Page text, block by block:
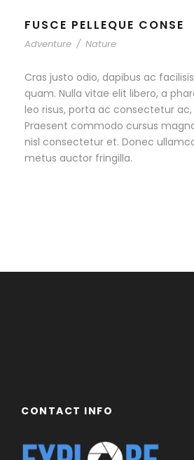
FUSCE PELLEQUE CONSE
Adventure / Nature
Cras justo odio, dapibus ac
quam. Nulla vitae elit libero, a
leo risus, porta ac consectetur
Praesent commodo cursus
nisl consectetur et. Donec
metus auctor fringilla.
CONTACT INFO